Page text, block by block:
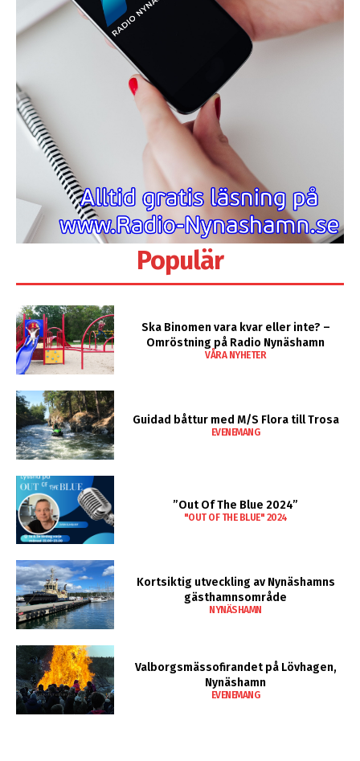
Populär
Ska Binomen vara kvar eller inte? –
Omröstning på Radio Nynäshamn
VÅRA NYHETER
Guidad båttur med M/S Flora till Trosa
EVENEMANG
”Out Of The Blue 2024”
"OUT OF THE BLUE" 2024
Kortsiktig utveckling av Nynäshamns
gästhamnsområde
NYNÄSHAMN
Valborgsmässofirandet på Lövhagen,
Nynäshamn
EVENEMANG